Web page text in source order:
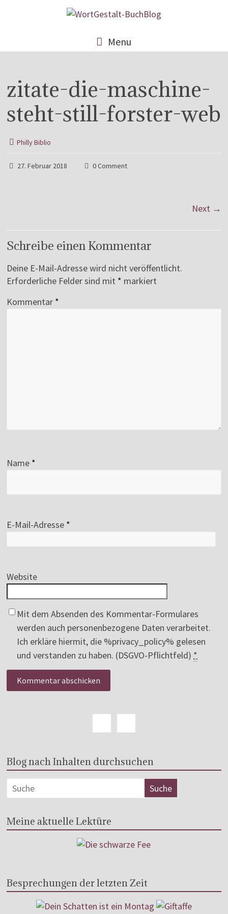
Menu
zitate-die-maschine-
steht-still-forster-web
Philly Biblio
27. Februar 2018 0 Comment
Next →
Schreibe einen Kommentar
Deine E-Mail-Adresse wird nicht veröffentlicht.
Erforderliche Felder sind mit * markiert
Kommentar *
Name *
E-Mail-Adresse *
Website
Mit dem Absenden des Kommentar-Formulares
werden auch personenbezogene Daten verarbeitet.
Ich erkläre hiermit, die %privacy_policy% gelesen
und verstanden zu haben. (DSGVO-Pflichtfeld) *
Blog nach Inhalten durchsuchen
Meine aktuelle Lektüre
Besprechungen der letzten Zeit